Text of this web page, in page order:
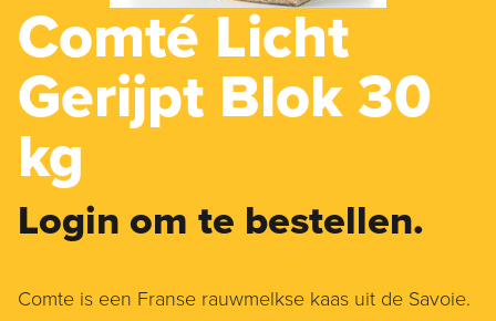
Comté Licht
Gerijpt Blok 30
kg
Login om te bestellen.
Comte is een Franse rauwmelkse kaas uit de Savoie.